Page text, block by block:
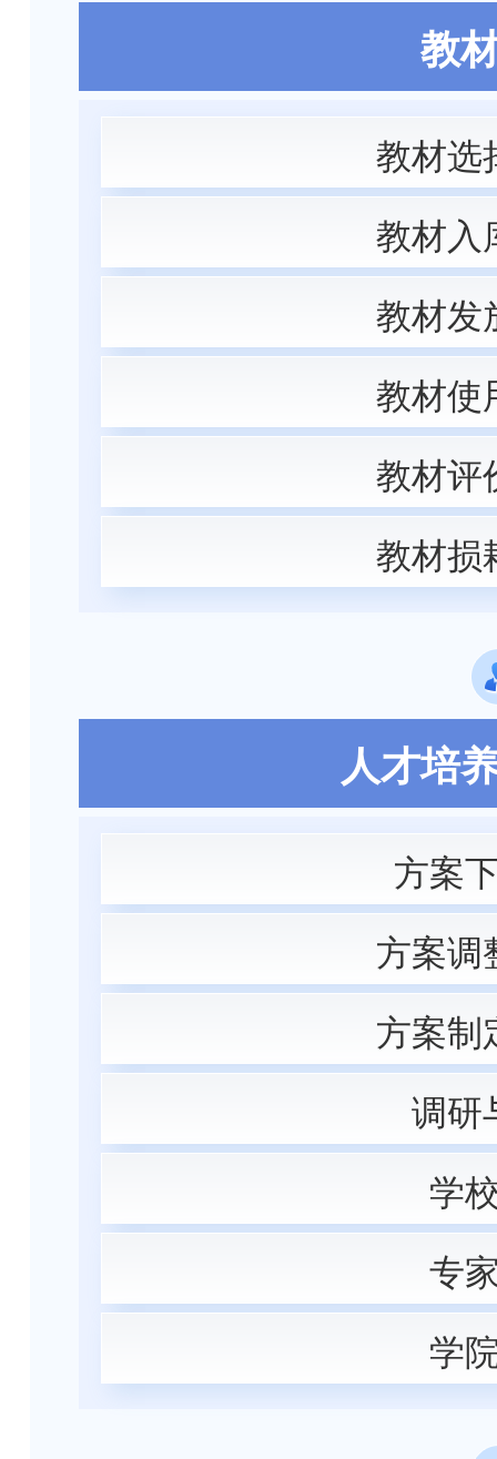
教
教材选
教材入
教材发
教材使
教材评
教材损
人才培
方案
方案调
方案制
调研
学
专
学